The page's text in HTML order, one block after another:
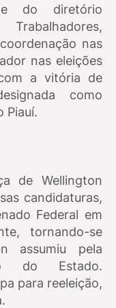
do diretório
nas
nas eleições
a vitória de
como
Piauí.
de Wellington
candidaturas,
Federal em
tornando-se
assumiu pela
do Estado.
para reeleição,